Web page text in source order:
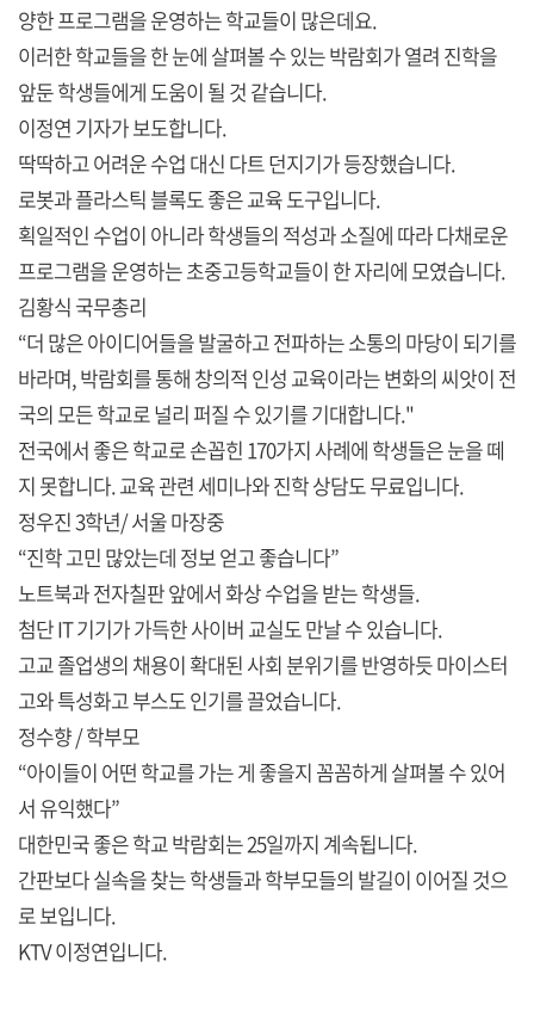
양한 프로그램을 운영하는 학교들이 많은데요.
이러한 학교들을 한 눈에 살펴볼 수 있는 박람회가 열려 진학을
앞둔 학생들에게 도움이 될 것 같습니다.
이정연 기자가 보도합니다.
딱딱하고 어려운 수업 대신 다트 던지기가 등장했습니다.
로봇과 플라스틱 블록도 좋은 교육 도구입니다.
획일적인 수업이 아니라 학생들의 적성과 소질에 따라 다채로운
프로그램을 운영하는 초중고등학교들이 한 자리에 모였습니다.
김황식 국무총리
“더 많은 아이디어들을 발굴하고 전파하는 소통의 마당이 되기를
바라며, 박람회를 통해 창의적 인성 교육이라는 변화의 씨앗이 전
국의 모든 학교로 널리 퍼질 수 있기를 기대합니다."
전국에서 좋은 학교로 손꼽힌 170가지 사례에 학생들은 눈을 떼
지 못합니다. 교육 관련 세미나와 진학 상담도 무료입니다.
정우진 3학년/ 서울 마장중
“진학 고민 많았는데 정보 얻고 좋습니다”
노트북과 전자칠판 앞에서 화상 수업을 받는 학생들.
첨단 IT 기기가 가득한 사이버 교실도 만날 수 있습니다.
고교 졸업생의 채용이 확대된 사회 분위기를 반영하듯 마이스터
고와 특성화고 부스도 인기를 끌었습니다.
정수향 / 학부모
“아이들이 어떤 학교를 가는 게 좋을지 꼼꼼하게 살펴볼 수 있어
서 유익했다”
대한민국 좋은 학교 박람회는 25일까지 계속됩니다.
간판보다 실속을 찾는 학생들과 학부모들의 발길이 이어질 것으
로 보입니다.
KTV 이정연입니다.